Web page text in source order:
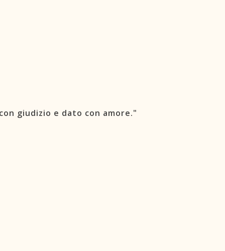
giudizio e dato con amore."